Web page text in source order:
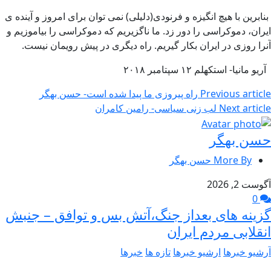
بنابرین با هیچ انگیزه و فرنودی(دلیلی) نمی توان برای امروز و آینده ی
ایران، دموکراسی را دور زد. ما ناگزیریم که دموکراسی را بیاموزیم و
آنرا روزی در ایران بکار گیریم. راه دیگری در پیش رویمان نیست.
آریو مانیا- استکهلم ۱۲ سپتامبر ۲۰۱۸
Previous article راه پیروزی ما پیدا شده است- حسن بهگر
Next article لب زنی سیاسی- رامین کامران
حسن بهگر
More By حسن بهگر
آگوست 2, 2026
گزینه های بعداز جنگ،آتش بس و توافق – جنبش
انقلابی مردم ایران
آرشیو خبرها ارشیو خبرها تازه ها خبرها